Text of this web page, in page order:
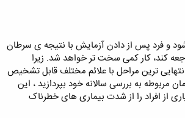
شود و فرد پس از دادن آزمایش با نتیجه ی سرطان
کند، کار کمی سخت تر خواهد شد. زیرا
ترین مراحل با علائم مختلف قابل تشخیص
به بررسی سالانه خود بپردازید ، این
از افراد را از شدت بیماری های خطرناک